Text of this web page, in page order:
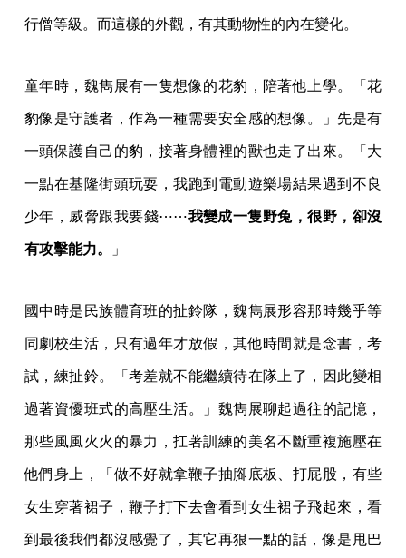
行僧等級。而這樣的外觀，有其動物性的內在變化。
童年時，魏雋展有一隻想像的花豹，陪著他上學。「花
豹像是守護者，作為一種需要安全感的想像。」先是有
一頭保護自己的豹，接著身體裡的獸也走了出來。「大
一點在基隆街頭玩耍，我跑到電動遊樂場結果遇到不良
少年，威脅跟我要錢⋯⋯我變成一隻野兔，很野，卻沒
有攻擊能力。 」
國中時是民族體育班的扯鈴隊，魏雋展形容那時幾乎等
同劇校生活，只有過年才放假，其他時間就是念書，考
試，練扯鈴。「考差就不能繼續待在隊上了，因此變相
過著資優班式的高壓生活。」魏雋展聊起過往的記憶，
那些風風火火的暴力，扛著訓練的美名不斷重複施壓在
他們身上，「做不好就拿鞭子抽腳底板、打屁股，有些
女生穿著裙子，鞭子打下去會看到女生裙子飛起來，看
到最後我們都沒感覺了，其它再狠一點的話，像是甩巴